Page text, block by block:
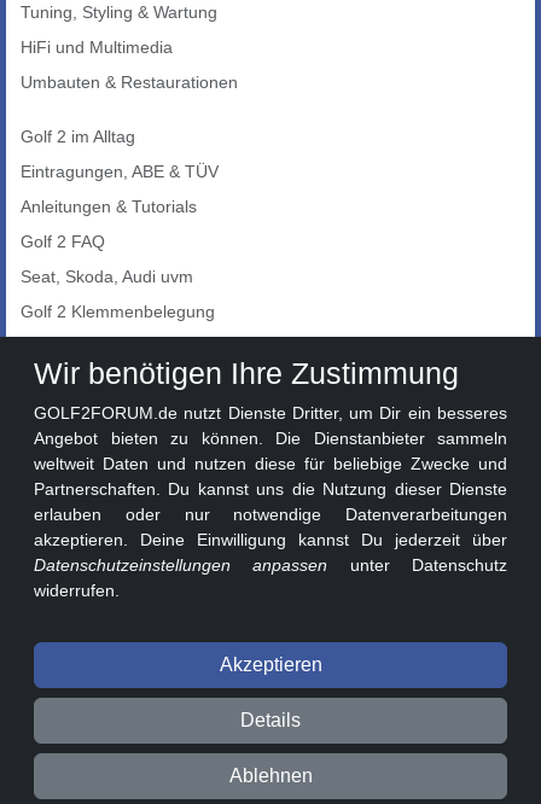
Tuning, Styling & Wartung
HiFi und Multimedia
Umbauten & Restaurationen
Golf 2 im Alltag
Eintragungen, ABE & TÜV
Anleitungen & Tutorials
Golf 2 FAQ
Seat, Skoda, Audi uvm
Golf 2 Klemmenbelegung
Auto-Showroom
Golf 2 Lackcodes
Sonderversionen
Sonstige Marken
© 2026 GOLF2FORUM - Volkswagen Golf II Forum seit 2010 ❤️
Beitragsregeln Datenschutz Impressum
Wir benötigen Ihre Zustimmung
GOLF2FORUM.de nutzt Dienste Dritter, um Dir ein besseres
Angebot bieten zu können. Die Dienstanbieter sammeln
weltweit Daten und nutzen diese für beliebige Zwecke und
Partnerschaften. Du kannst uns die Nutzung dieser Dienste
erlauben oder nur notwendige Datenverarbeitungen
akzeptieren. Deine Einwilligung kannst Du jederzeit über
Datenschutzeinstellungen anpassen unter Datenschutz
widerrufen.
Akzeptieren
Details
Ablehnen